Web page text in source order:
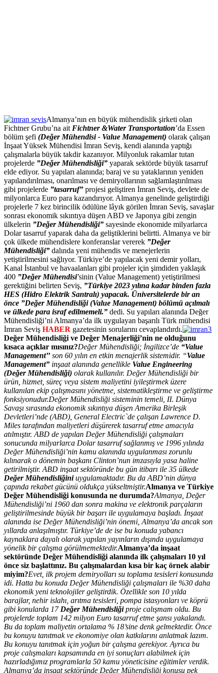
Almanya’nın en büyük mühendislik şirketi olan
Fichtner Grubu’na ait Fichtner &Water Transportation’da Essen
bölüm şefi (Değer Mühendisi - Value Management) olarak çalışan
İnşaat Yüksek Mühendisi İmran Seviş, kendi alanında yaptığı
çalışmalarla büyük takdir kazanıyor. Milyonluk rakamlar tutan
projelerde ”Değer Mühendisliği” yaparak sektörde büyük tasarruf
elde ediyor. Su yapıları alanında; baraj ve su yataklarının yeniden
yapılandırılması, onarılması ve demiryollarının sağlamlaştırılması
gibi projelerde ”tasarruf” projesi geliştiren İmran Seviş, devlete de
milyonlarca Euro para kazandırıyor. Almanya genelinde geliştirdiği
projelerle 7 kez birincilik ödülüne lâyık görilen İmran Seviş, savaşlar
sonrası ekonomik sıkıntıya düşen ABD ve Japonya gibi zengin
ülkelerin ”Değer Mühendisliği” sayesinde ekonomide milyarlarca
Dolar tasarruf yaparak daha da geliştiklerini belirtti. Almanya ve bir
çok ülkede mühendislere konferanslar vererek ”Değer
Mühendisliği” dalında yeni mühendis ve menejerlerin
yetiştirilmesini sağlıyor. Türkiye’de yapılacak yeni demir yolları,
Kanal İstanbul ve havaalanları gibi projeler için şimdiden yaklaşık
400 ”Değer Mühendisi’sinin (Value Management) yetiştirilmesi
gerektiğini belirten Seviş, ”Türkiye 2023 yılına kadar binden fazla
HES (Hidro Elektrik Santralı) yapacak. Üniversitelerde bir an
önce ”Değer Mühendisliği (Value Management) bölümü açılmalı
ve ülkede para israf edilmemeli.” dedi. Su yapıları alanında Değer
Mühendisliği’ni Almanya’da ilk uygulayan başarılı Türk mühendisi
İmran Seviş HABER gazetesinin sorularını cevaplandırdı.
Değer Mühendisliği ve Değer Menajerliği’nin ne olduğunu
kısaca açıklar mısınız?Değer Mühendisliği; İngilizce’de “Value
Management’’ son 60 yılın en etkin menajerlik sistemidir. “Value
Management” inşaat alanında genellikle Value Engineering
(Değer Mühendisliği) olarak kullanılır. Değer Mühendisliği bir
ürün, hizmet, süreç veya sistem maliyetini iyileştirmek üzere
kullanılan ekip çalışmasını yönetme, sistematikleştirme ve geliştirme
fonksiyonudur.Değer Mühendisliği sisteminin temeli, II. Dünya
Savaşı sırasında ekonomik sıkıntıya düşen Amerika Birleşik
Devletleri’nde (ABD), General Electric`de çalışan Lawrence D.
Miles tarafından maliyetleri düşürerek tasarruf etme amacıyla
atılmıştır. ABD de yapılan Değer Mühendisliği çalışmaları
sonucunda milyarlarca Dolar tasarruf sağlanmış ve 1996 yılında
Değer Mühendisliği’nin kamu alanında uygulanması zorunlu
kılınarak o dönemin başkanı Clinton’nun imzasıyla yasa haline
getirilmiştir. ABD inşaat sektöründe bu gün itibarı ile 35 ülkede
Değer Mühendisliğiniuygulamaktadır. Bu da ABD’nin dünya
çapında rekabet gücünü oldukça yükseltmiştir.Almanya ve Türkiye
Değer Mühendisliği konusunda ne durumda?Almanya, Değer
Mühendisliği’ni 1960 dan sonra makina ve elektronik parçaların
geliştirilmesinde büyük bir başarı ile uygulamaya başladı. İnşaat
alanında ise Değer Mühendisliği’nin önemi, Almanya’da ancak son
yıllarda anlaşılmıştır. Türkiye’de de ise bu konuda yabancı
kaynaklara dayalı olarak yapılan yayınların dışında uygulamaya
yönelik bir çalışma görülmemektedir.Almanya’da inşaat
sektöründe Değer Mühendisliği alanında ilk çalışmaları 10 yıl
önce siz başlattınız. Bu çalışmalardan kısa bir kaç örnek alabir
miyim?Evet, ilk projem demiryolları su toplama tesisleri konusunda
idi. Hatta bu konuda Değer Mühendisliği çalışmaları ile %30 daha
ekonomik yeni teknolojiler geliştirdik. Özellikle son 10 yılda
barajlar, nehir islahı, arıtma tesisleri, pompa istasyonları ve köprü
gibi konularda 17 Değer Mühendisliğiproje calışmam oldu. Bu
projelerde toplam 142 milyon Euro tasarruf etme şansı yakalandı.
Bu da toplam maliyetin ortalama % 18’sine denk gelmektedir. Önce
bu konuyu tanıtmak ve ekonomiye olan katkılarını anlatmak lazım.
Bu konuyu tanıtmak için yoğun bir çalışma gerekiyor. Ayrıca bu
proje calışmaları kapsamında en iyi sonuçları alabilmek için
hazırladığımız programlarla 50 kamu yöneticisine eğitimler verdik.
Almanya’da inşaat sektöründe Değer Mühendisliği konusu pek